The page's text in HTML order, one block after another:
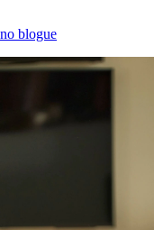
blogue